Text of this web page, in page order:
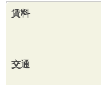
賃料
交通